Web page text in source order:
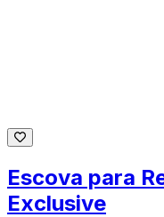
Escova para
Exclusive